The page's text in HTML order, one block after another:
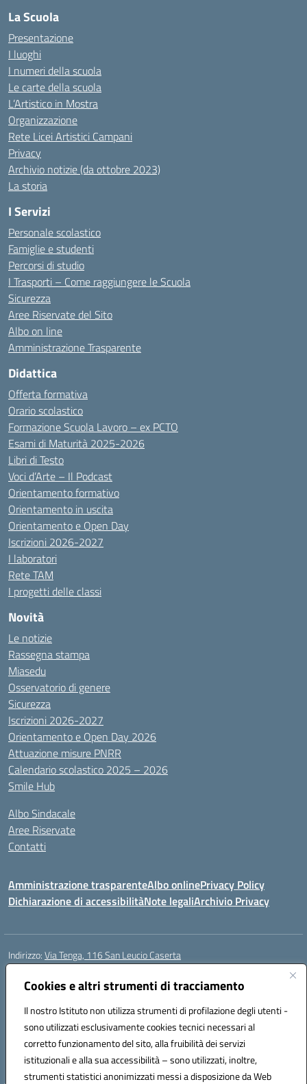
Cookies e altri strumenti di tracciamento
Il nostro Istituto non utilizza strumenti di profilazione degli utenti -
sono utilizzati esclusivamente cookies tecnici necessari al
corretto funzionamento del sito, alla fruibilità dei servizi
istituzionali e alla sua accessibilità – sono utilizzati, inoltre,
strumenti statistici anonimizzati messi a disposizione da Web
La Scuola
Presentazione
I luoghi
I numeri della scuola
Le carte della scuola
L’Artistico in Mostra
Organizzazione
Rete Licei Artistici Campani
Privacy
Archivio notizie (da ottobre 2023)
La storia
I Servizi
Personale scolastico
Famiglie e studenti
Percorsi di studio
I Trasporti – Come raggiungere le Scuola
Sicurezza
Aree Riservate del Sito
Albo on line
Amministrazione Trasparente
Didattica
Offerta formativa
Orario scolastico
Formazione Scuola Lavoro – ex PCTO
Esami di Maturità 2025-2026
Libri di Testo
Voci d’Arte – Il Podcast
Orientamento formativo
Orientamento in uscita
Orientamento e Open Day
Iscrizioni 2026-2027
I laboratori
Rete TAM
I progetti delle classi
Novità
Le notizie
Rassegna stampa
Miasedu
Osservatorio di genere
Sicurezza
Iscrizioni 2026-2027
Orientamento e Open Day 2026
Attuazione misure PNRR
Calendario scolastico 2025 – 2026
Smile Hub
Albo Sindacale
Aree Riservate
Contatti
Amministrazione trasparenteAlbo onlinePrivacy Policy
Dichiarazione di accessibilitàNote legaliArchivio Privacy
Indirizzo:Via Tenga, 116 San Leucio Caserta
Centralino:
Posta elettronica certificata (PEC):ceis042009@pec.istruzione.it
Codice fiscale: 93098380616
Codice meccanografico:CEIS042009
Codice Indice delle Pubbliche Amministrazioni (IPA): islasleu
Codice unico di fatturazione (CUF): UFLTNX